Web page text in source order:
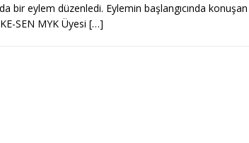
bir eylem düzenledi. Eylemin başlangıcında konuşan
SEN MYK Üyesi […]